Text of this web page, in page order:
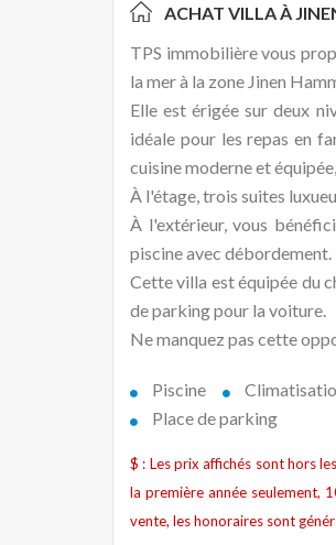
ACHAT VILLA À
TPS immobilière vous
la mer à la zone Jinen
Elle est érigée sur deux
idéale pour les repas en
cuisine moderne et
À l'étage, trois suites
À l'extérieur, vous
piscine avec débordement.
Cette villa est équipée du
de parking pour la voiture.
Ne manquez pas cette
Piscine
Place de parking
$ : Les prix affichés sont hors
la première année seulement,
vente, les honoraires sont